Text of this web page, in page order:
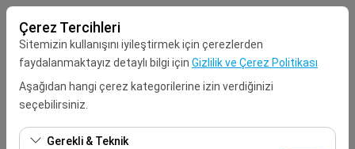
Çerez Tercihleri
Sitemizin kullanışını iyileştirmek için çerezlerden
faydalanmaktayız detaylı bilgi için Gizlilik ve Çerez Politikası
Aşağıdan hangi çerez kategorilerine izin verdiğinizi
seçebilirsiniz.
Gerekli & Teknik